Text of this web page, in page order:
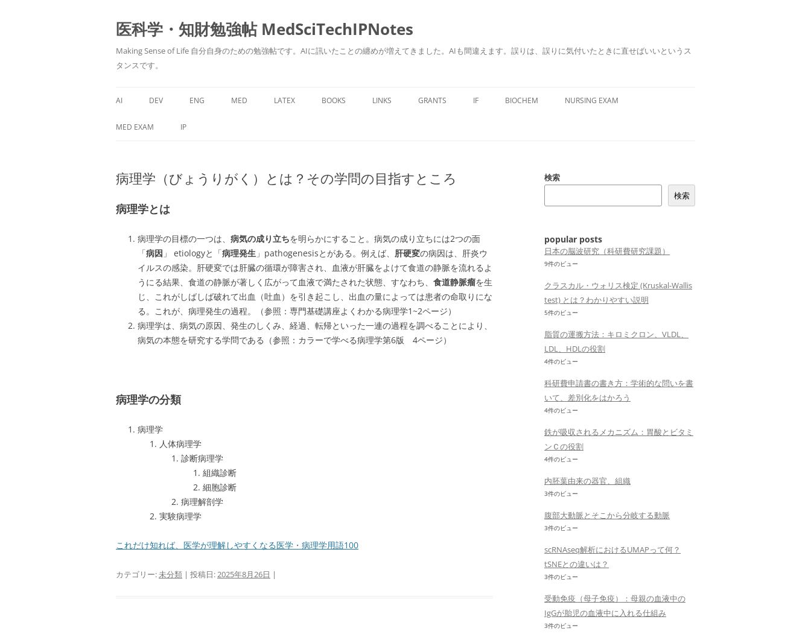
医科学・知財勉強帖 MedSciTechIPNotes
Making Sense of Life 自分自身のための勉強帖です。AIに訊いたことの纏めが増えてきました。AIも間違えます。誤りは、誤りに気付いたときに直せばいいというス
タンスです。
AI DEV ENG MED LATEX BOOKS LINKS GRANTS IF BIOCHEM NURSING EXAM
MED EXAM IP
病理学（びょうりがく）とは？その学問の目指すところ
病理学とは
病理学の目標の一つは、 病気の成り立ちを明らかにすること。病気の成り立ちには2つの面
「病因 」 etiologyと「病理発生 」pathogenesisとがある。例えば、 肝硬変の病因は、肝炎ウ
イルスの感染。肝硬変では肝臓の循環が障害され、血液が肝臓をよけて食道の静脈を流れるよ
うにる結果、食道の静脈が著しく広がって血液で満たされた状態、すなわち、 食道静脈瘤を生
じ、これがしばしば破れて出血（吐血）を引き起こし、出血の量によっては患者の命取りにな
る。これが、病理発生の過程。（参照：専門基礎講座よくわかる病理学1~2ページ）
病理学は、病気の原因、発生のしくみ、経過、転帰といった一連の過程を調べることにより、
病気の本態を研究する学問である（参照：カラーで学べる病理学第6版 4ページ）
病理学の分類
病理学
人体病理学
診断病理学
組織診断
細胞診断
病理解剖学
実験病理学
これだけ知れば、医学が理解しやすくなる医学・病理学用語100
カテゴリー:未分類 | 投稿日:2025年8月26日 |
検索
検索
popular posts
日本の脳波研究（科研費研究課題）
9件のビュー
クラスカル・ウォリス検定 (Kruskal-Wallis
test) とは？わかりやすい説明
5件のビュー
脂質の運搬方法：キロミクロン、VLDL、
LDL、HDLの役割
4件のビュー
科研費申請書の書き方：学術的な問いを書
いて、差別化をはかろう
4件のビュー
鉄が吸収されるメカニズム：胃酸とビタミ
ンＣの役割
4件のビュー
内胚葉由来の器官、組織
3件のビュー
腹部大動脈とそこから分岐する動脈
3件のビュー
scRNAseq解析におけるUMAPって何？
tSNEとの違いは？
3件のビュー
受動免疫（母子免疫）：母親の血液中の
IgGが胎児の血液中に入れる仕組み
3件のビュー